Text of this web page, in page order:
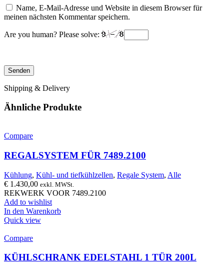
Name, E-Mail-Adresse und Website in diesem Browser für
meinen nächsten Kommentar speichern.
Are you human? Please solve:
Shipping & Delivery
Ähnliche Produkte
Compare
REGALSYSTEM FÜR 7489.2100
Kühlung, Kühl- und tiefkühlzellen, Regale System, Alle
€ 1.430,00 exkl. MWSt.
REKWERK VOOR 7489.2100
Add to wishlist
In den Warenkorb
Quick view
Compare
KÜHLSCHRANK EDELSTAHL 1 TÜR 200L